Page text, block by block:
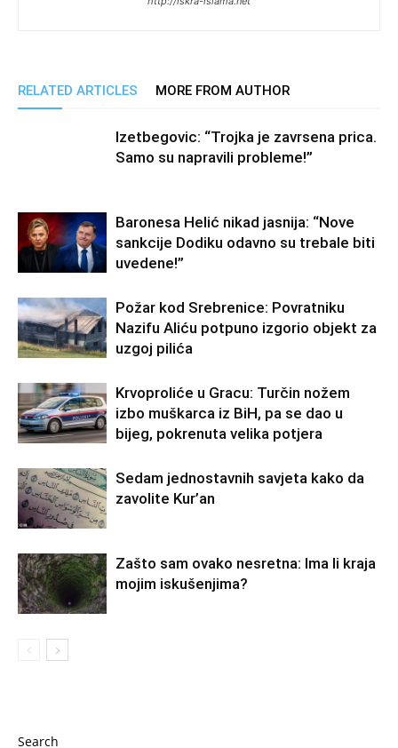
RELATED ARTICLES MORE FROM AUTHOR
Izetbegovic: “Trojka je zavrsena prica.
Samo su napravili probleme!”
Baronesa Helić nikad jasnija: “Nove
sankcije Dodiku odavno su trebale biti
uvedene!”
Požar kod Srebrenice: Povratniku
Nazifu Aliću potpuno izgorio objekt za
uzgoj pilića
Krvoproliće u Gracu: Turčin nožem
izbo muškarca iz BiH, pa se dao u
bijeg, pokrenuta velika potjera
Sedam jednostavnih savjeta kako da
zavolite Kur’an
Zašto sam ovako nesretna: Ima li kraja
mojim iskušenjima?
Search